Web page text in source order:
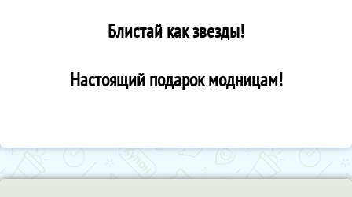
Блистай как звезды!
Настоящий подарок модницам!